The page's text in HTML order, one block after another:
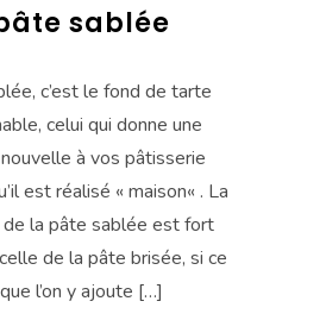
sablée
c’est le fond de tarte
celui qui donne une
à vos pâtisserie
est réalisé « maison« . La
la pâte sablée est fort
de la pâte brisée, si ce
l’on y ajoute […]